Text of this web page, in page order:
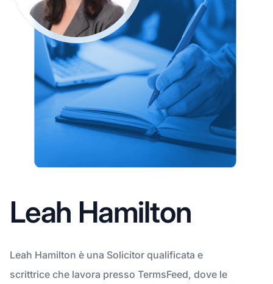
Leah Hamilton
Leah Hamilton è una Solicitor qualificata e
scrittrice che lavora presso TermsFeed, dove le